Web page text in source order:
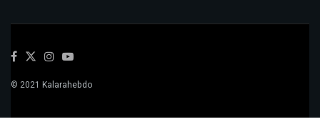
© 2021 Kalarahebdo